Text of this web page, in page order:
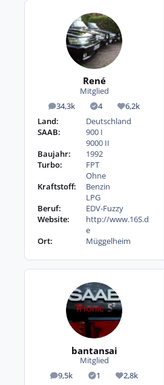
René
Mitglied
34,3k
Beiträge 4
Lösungen6,2k
Reputation
Land:
Deutschland
SAAB:
900 I
9000 II
Baujahr:
1992
Turbo:
FPT
Ohne
Kraftstoff:
Benzin
LPG
Beruf:
EDV-Fuzzy
Website:
http://www.16S.d
e
Ort:
Müggelheim
bantansai
Mitglied
9,5k
Beiträge 1
Lösungen2,8k
Reputation